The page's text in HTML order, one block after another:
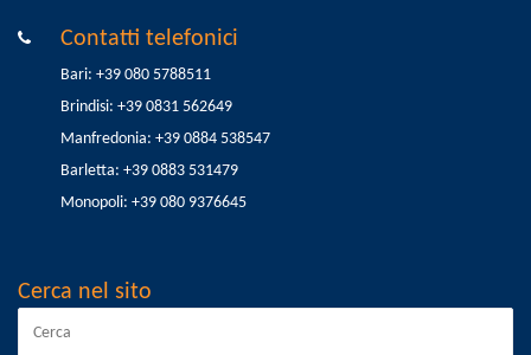
Contatti telefonici
Bari: +39 080 5788511
Brindisi: +39 0831 562649
Manfredonia: +39 0884 538547
Barletta: +39 0883 531479
Monopoli: +39 080 9376645
Cerca nel sito